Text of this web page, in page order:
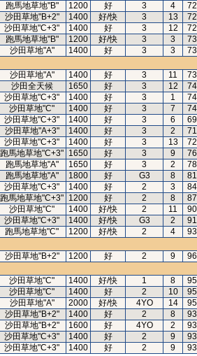
跑馬地草地"B" 1200 好 3 4
72
沙田草地"B+2" 1400 好/快 3 13
72
沙田草地"C+3" 1400 好 3 12
72
跑馬地草地"B" 1200 好/快 3 3
73
沙田草地"A" 1400 好 3 3
73
沙田草地"A" 1400 好 3 11
73
沙田全天候 1650 好 3 12
74
沙田草地"C+3" 1400 好 3 1
74
沙田草地"C" 1400 好 3 7
74
沙田草地"C+3" 1400 好 3 6
69
沙田草地"A+3" 1400 好 3 2
71
沙田草地"C+3" 1400 好 3 13
72
跑馬地草地"C+3" 1650 好 3 9
76
跑馬地草地"A" 1650 好 3 2
78
跑馬地草地"A" 1800 好 G3 8
81
沙田草地"C+3" 1400 好 2 3
84
跑馬地草地"C+3" 1200 好 2 8
87
沙田草地"C" 1400 好/快 2 11
90
沙田草地"C+3" 1400 好/快 G3 2
91
跑馬地草地"C" 1200 好/快 2 4
93
沙田草地"B+2" 1200 好 2 9
96
沙田草地"C" 1400 好/快 1 8
95
沙田草地"C" 1400 好 2 10
95
沙田草地"A" 2000 好/快 4YO 14
95
沙田草地"B+2" 1400 好 2 8
93
沙田草地"B+2" 1600 好 4YO 2
93
沙田草地"C+3" 1400 好 2 9
93
沙田草地"C+3" 1400 好 2 9 93